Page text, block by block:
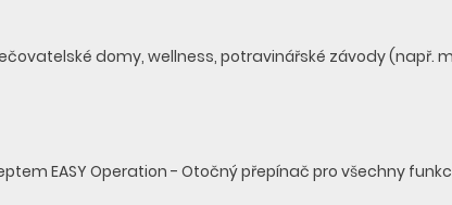
domy, wellness, potravinářské závody (např.
EASY Operation - Otočný přepínač pro všechny